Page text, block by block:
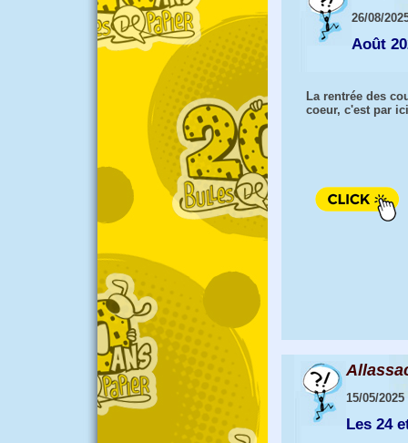
26/08/
Août
La rentrée des
coeur, c'est par
15/05/2025
Les 24